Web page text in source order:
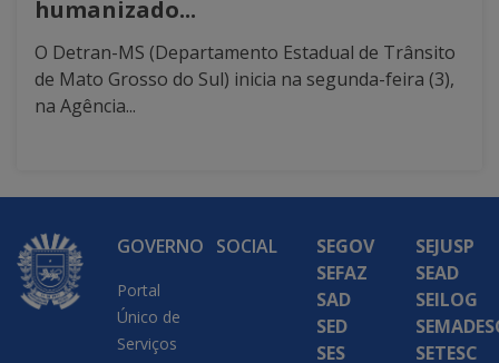
humanizado...
O Detran-MS (Departamento Estadual de Trânsito
de Mato Grosso do Sul) inicia na segunda-feira (3),
na Agência...
GOVERNO
Portal
Único de
Serviços
SOCIAL
SEGOV
SEFAZ
SAD
SED
SES
SEJUSP
SEAD
SEILOG
SETESC